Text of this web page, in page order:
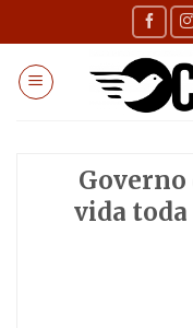
to
content
Governo
vida